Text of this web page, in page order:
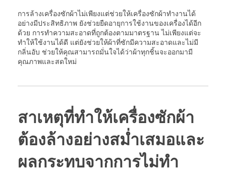
การล้างเครื่องซักผ้าไม่เพียงแต่ช่วยให้เครื่องซักผ้าทำงานได้
อย่างมีประสิทธิภาพ ยังช่วยยืดอายุการใช้งานของเครื่องได้อีก
ด้วย การทำความสะอาดที่ถูกต้องตามมาตรฐาน ไม่เพียงแต่จะ
ทำให้ใช้งานได้ดี แต่ยังช่วยให้ผ้าที่ซักมีความสะอาดและไม่มี
กลิ่นอับ ช่วยให้คุณสามารถมั่นใจได้ว่าผ้าทุกชิ้นจะออกมามี
คุณภาพและสดใหม่
สาเหตุที่ทำให้เครื่องซักผ้า
ต้องล้างอย่างสม่ำเสมอและ
ผลกระทบจากการไม่ทำ